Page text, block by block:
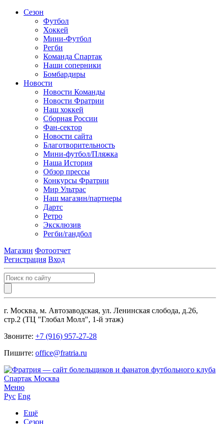
Сезон
Футбол
Хоккей
Мини-Футбол
Регби
Команда Спартак
Наши соперники
Бомбардиры
Новости
Новости Команды
Новости Фратрии
Наш хоккей
Сборная России
Фан-cектор
Новости сайта
Благотворительность
Мини-футбол/Пляжка
Наша История
Обзор прессы
Конкурсы Фратрии
Мир Ультрас
Наш магазин/партнеры
Дартс
Ретро
Эксклюзив
Регби/гандбол
Магазин Фотоотчет
Регистрация Вход
г. Москва, м. Автозаводская, ул. Ленинская слобода, д.26,
стр.2 (ТЦ "Глобал Молл", 1-й этаж)
Звоните: +7 (916) 957-27-28
Пишите: office@fratria.ru
Меню
Рус Eng
Ещё
Сезон